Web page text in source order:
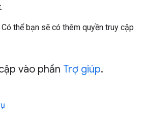
thể bạn sẽ có thêm quyền truy cập
vào phần Trợ giúp.